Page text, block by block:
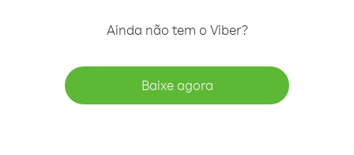
Ainda não tem o Viber?
Baixe agora